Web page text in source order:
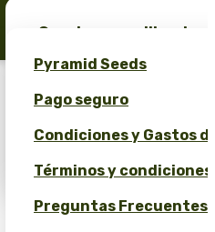
¡Consigue semillas de
Seeds!
Obtén un 10% de
Calculadora de Precios
Pyramid Seeds
Pago seguro
Condiciones y Gastos
Términos y
Preguntas Frecuentes